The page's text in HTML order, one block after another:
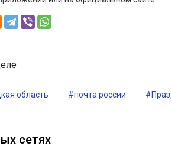
область #почта россии
сетях